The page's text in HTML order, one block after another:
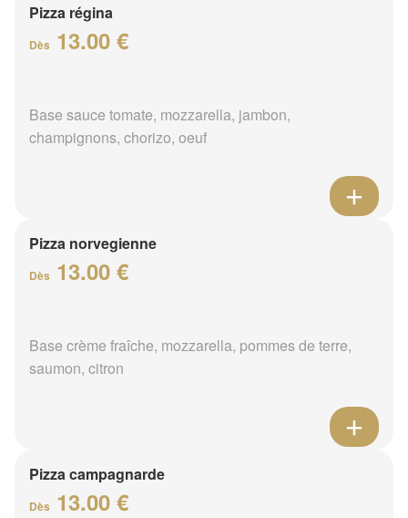
Pizza régina
Dès 13.00 €
Base sauce tomate, mozzarella, jambon,
champignons, chorizo, oeuf
Pizza norvegienne
Dès 13.00 €
Base crème fraîche, mozzarella, pommes de terre,
saumon, citron
Pizza campagnarde
Dès 13.00 €